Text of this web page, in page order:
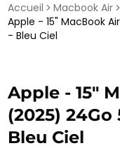
Accueil
Macbook Air
Apple - 15" MacBook
- Bleu Ciel
Apple - 15"
(2025) 24Go
Bleu Ciel